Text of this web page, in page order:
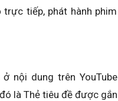
tiếp, phát hành phim
nội dung trên YouTube
là Thẻ tiêu đề được gắn